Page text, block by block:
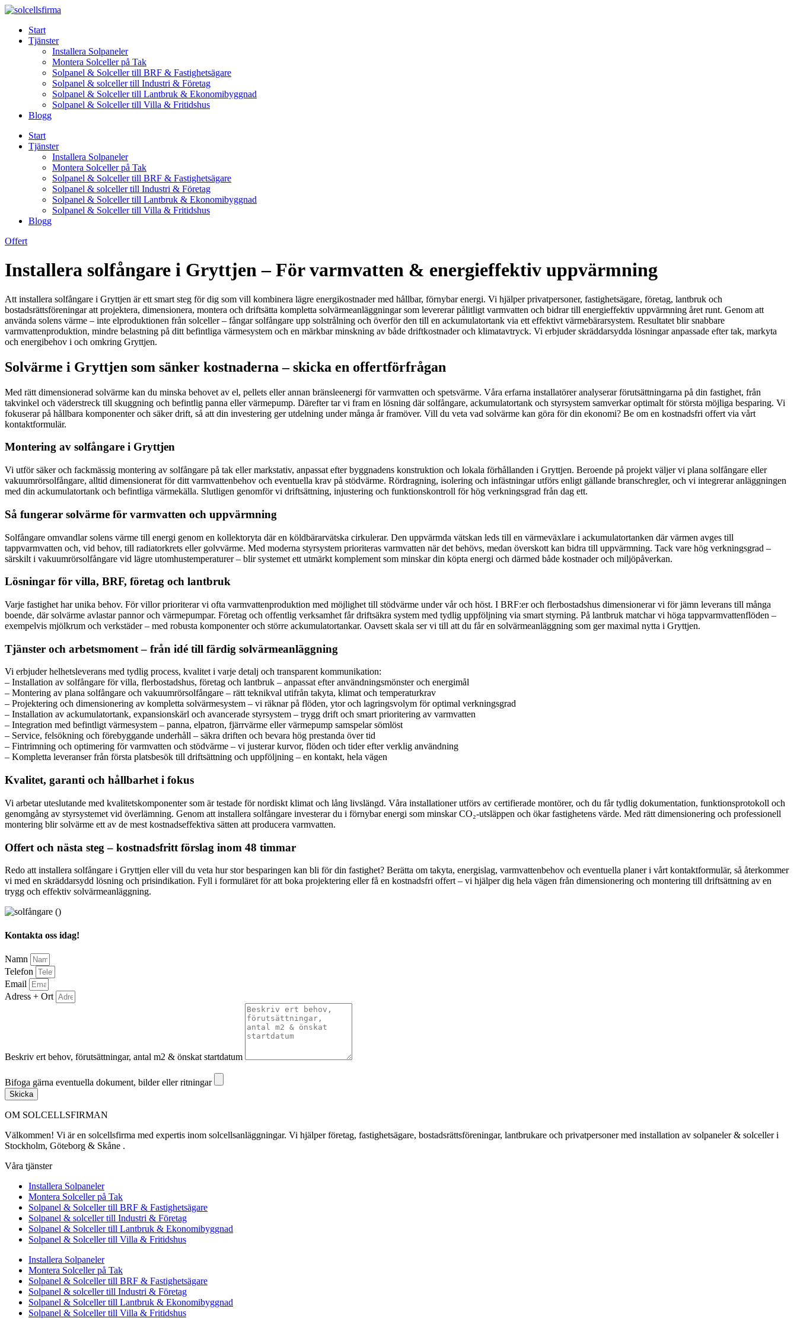
Skip
contentStart
Tjänster
Installera Solpaneler
Montera Solceller på Tak
Solpanel & Solceller till BRF & Fastighetsägare
Solpanel & solceller till Industri & Företag
Solpanel & Solceller till Lantbruk & Ekonomibyggnad
Solpanel & Solceller till Villa & Fritidshus
Blogg
Start
Tjänster
Installera Solpaneler
Montera Solceller på Tak
Solpanel & Solceller till BRF & Fastighetsägare
Solpanel & solceller till Industri & Företag
Solpanel & Solceller till Lantbruk & Ekonomibyggnad
Solpanel & Solceller till Villa & Fritidshus
Blogg
Offert
Installera solfångare i Gryttjen – För varmvatten & energieffektiv uppvärmning
Att installera solfångare i Gryttjen är ett smart steg för dig som vill kombinera lägre energikostnader med hållbar, förnybar energi. Vi hjälper privatpersoner, fastighetsägare, företag, lantbruk och
bostadsrättsföreningar att projektera, dimensionera, montera och driftsätta kompletta solvärmeanläggningar som levererar pålitligt varmvatten och bidrar till energieffektiv uppvärmning året runt. Genom att
använda solens värme – inte elproduktionen från solceller – fångar solfångare upp solstrålning och överför den till en ackumulatortank via ett effektivt värmebärarsystem. Resultatet blir snabbare
varmvattenproduktion, mindre belastning på ditt befintliga värmesystem och en märkbar minskning av både driftkostnader och klimatavtryck. Vi erbjuder skräddarsydda lösningar anpassade efter tak, markyta
och energibehov i och omkring Gryttjen.
Solvärme i Gryttjen som sänker kostnaderna – skicka en offertförfrågan
Med rätt dimensionerad solvärme kan du minska behovet av el, pellets eller annan bränsleenergi för varmvatten och spetsvärme. Våra erfarna installatörer analyserar förutsättningarna på din fastighet, från
takvinkel och väderstreck till skuggning och befintlig panna eller värmepump. Därefter tar vi fram en lösning där solfångare, ackumulatortank och styrsystem samverkar optimalt för största möjliga besparing. Vi
fokuserar på hållbara komponenter och säker drift, så att din investering ger utdelning under många år framöver. Vill du veta vad solvärme kan göra för din ekonomi? Be om en kostnadsfri offert via vårt
kontaktformulär.
Montering av solfångare i Gryttjen
Vi utför säker och fackmässig montering av solfångare på tak eller markstativ, anpassat efter byggnadens konstruktion och lokala förhållanden i Gryttjen. Beroende på projekt väljer vi plana solfångare eller
vakuumrörsolfångare, alltid dimensionerat för ditt varmvattenbehov och eventuella krav på stödvärme. Rördragning, isolering och infästningar utförs enligt gällande branschregler, och vi integrerar anläggningen
med din ackumulatortank och befintliga värmekälla. Slutligen genomför vi driftsättning, injustering och funktionskontroll för hög verkningsgrad från dag ett.
Så fungerar solvärme för varmvatten och uppvärmning
Solfångare omvandlar solens värme till energi genom en kollektoryta där en köldbärarvätska cirkulerar. Den uppvärmda vätskan leds till en värmeväxlare i ackumulatortanken där värmen avges till
tappvarmvatten och, vid behov, till radiatorkrets eller golvvärme. Med moderna styrsystem prioriteras varmvatten när det behövs, medan överskott kan bidra till uppvärmning. Tack vare hög verkningsgrad –
särskilt i vakuumrörsolfångare vid lägre utomhustemperaturer – blir systemet ett utmärkt komplement som minskar din köpta energi och därmed både kostnader och miljöpåverkan.
Lösningar för villa, BRF, företag och lantbruk
Varje fastighet har unika behov. För villor prioriterar vi ofta varmvattenproduktion med möjlighet till stödvärme under vår och höst. I BRF:er och flerbostadshus dimensionerar vi för jämn leverans till många
boende, där solvärme avlastar pannor och värmepumpar. Företag och offentlig verksamhet får driftsäkra system med tydlig uppföljning via smart styrning. På lantbruk matchar vi höga tappvarmvattenflöden –
exempelvis mjölkrum och verkstäder – med robusta komponenter och större ackumulatortankar. Oavsett skala ser vi till att du får en solvärmeanläggning som ger maximal nytta i Gryttjen.
Tjänster och arbetsmoment – från idé till färdig solvärmeanläggning
Vi erbjuder helhetsleverans med tydlig process, kvalitet i varje detalj och transparent kommunikation:
– Installation av solfångare för villa, flerbostadshus, företag och lantbruk – anpassat efter användningsmönster och energimål
– Montering av plana solfångare och vakuumrörsolfångare – rätt teknikval utifrån takyta, klimat och temperaturkrav
– Projektering och dimensionering av kompletta solvärmesystem – vi räknar på flöden, ytor och lagringsvolym för optimal verkningsgrad
– Installation av ackumulatortank, expansionskärl och avancerade styrsystem – trygg drift och smart prioritering av varmvatten
– Integration med befintligt värmesystem – panna, elpatron, fjärrvärme eller värmepump samspelar sömlöst
– Service, felsökning och förebyggande underhåll – säkra driften och bevara hög prestanda över tid
– Fintrimning och optimering för varmvatten och stödvärme – vi justerar kurvor, flöden och tider efter verklig användning
– Kompletta leveranser från första platsbesök till driftsättning och uppföljning – en kontakt, hela vägen
Kvalitet, garanti och hållbarhet i fokus
Vi arbetar uteslutande med kvalitetskomponenter som är testade för nordiskt klimat och lång livslängd. Våra installationer utförs av certifierade montörer, och du får tydlig dokumentation, funktionsprotokoll och
genomgång av styrsystemet vid överlämning. Genom att installera solfångare investerar du i förnybar energi som minskar CO₂-utsläppen och ökar fastighetens värde. Med rätt dimensionering och professionell
montering blir solvärme ett av de mest kostnadseffektiva sätten att producera varmvatten.
Offert och nästa steg – kostnadsfritt förslag inom 48 timmar
Redo att installera solfångare i Gryttjen eller vill du veta hur stor besparingen kan bli för din fastighet? Berätta om takyta, energislag, varmvattenbehov och eventuella planer i vårt kontaktformulär, så återkommer
vi med en skräddarsydd lösning och prisindikation. Fyll i formuläret för att boka projektering eller få en kostnadsfri offert – vi hjälper dig hela vägen från dimensionering och montering till driftsättning av en
trygg och effektiv solvärmeanläggning.
Kontakta oss idag!
Namn
Telefon
Email
Adress + Ort
Beskriv ert behov, förutsättningar, antal m2 & önskat startdatum
Bifoga gärna eventuella dokument, bilder eller ritningar
Skicka
OM SOLCELLSFIRMAN
Välkommen! Vi är en solcellsfirma med expertis inom solcellsanläggningar. Vi hjälper företag, fastighetsägare, bostadsrättsföreningar, lantbrukare och privatpersoner med installation av solpaneler & solceller i
Stockholm, Göteborg & Skåne .
Våra tjänster
Installera Solpaneler
Montera Solceller på Tak
Solpanel & Solceller till BRF & Fastighetsägare
Solpanel & solceller till Industri & Företag
Solpanel & Solceller till Lantbruk & Ekonomibyggnad
Solpanel & Solceller till Villa & Fritidshus
Installera Solpaneler
Montera Solceller på Tak
Solpanel & Solceller till BRF & Fastighetsägare
Solpanel & solceller till Industri & Företag
Solpanel & Solceller till Lantbruk & Ekonomibyggnad
Solpanel & Solceller till Villa & Fritidshus